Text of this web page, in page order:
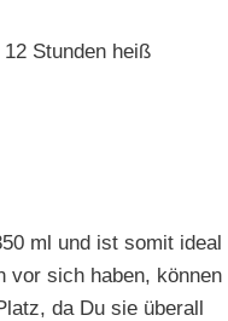
Stunden heiß
ml und ist somit ideal
vor sich haben, können
da Du sie überall